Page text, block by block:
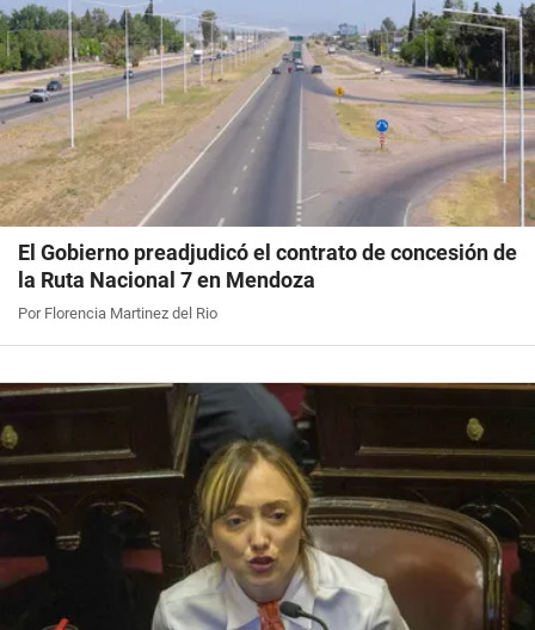
El Gobierno preadjudicó el contrato de concesión de
la Ruta Nacional 7 en Mendoza
Por Florencia Martinez del Rio